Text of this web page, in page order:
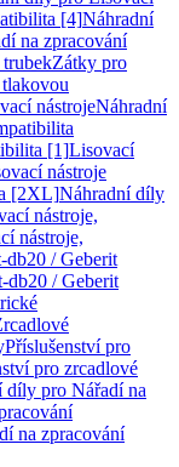
[4]Náhradní
na zpracování
Zátky pro
nástrojeNáhradní
[1]Lisovací
nástroje
[2XL]Náhradní díly
nástroje,
nástroje,
db20 / Geberit
db20 / Geberit
Příslušenství pro
pro zrcadlové
díly pro Nářadí na
na zpracování